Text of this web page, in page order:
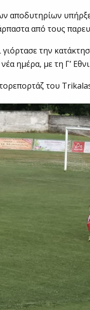
αποδυτηρίων
από τους
την
νέα ημέρα, με τη Γ’
του